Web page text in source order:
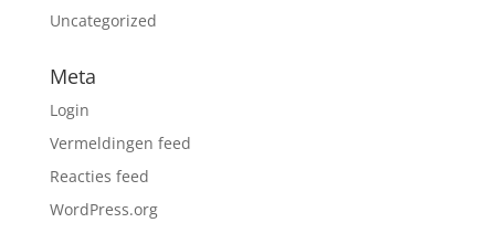
Uncategorized
Meta
Login
Vermeldingen feed
Reacties feed
WordPress.org